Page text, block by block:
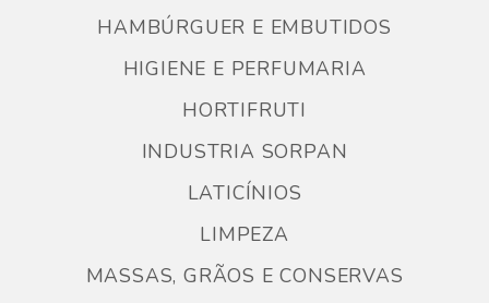
HAMBÚRGUER E EMBUTIDOS
HIGIENE E PERFUMARIA
HORTIFRUTI
INDUSTRIA SORPAN
LATICÍNIOS
LIMPEZA
MASSAS, GRÃOS E CONSERVAS